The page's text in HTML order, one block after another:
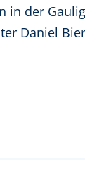
der
Daniel